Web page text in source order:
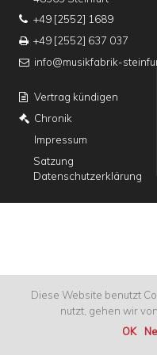
+49 [2552] 1689
+49 [2552] 637 037
info@musikfabrik-
Vertrag kündigen
Chronik
Impressum
Satzung
Datenschutzerklärung
Diese Website benutzt
nutzt, gehen wir
OK